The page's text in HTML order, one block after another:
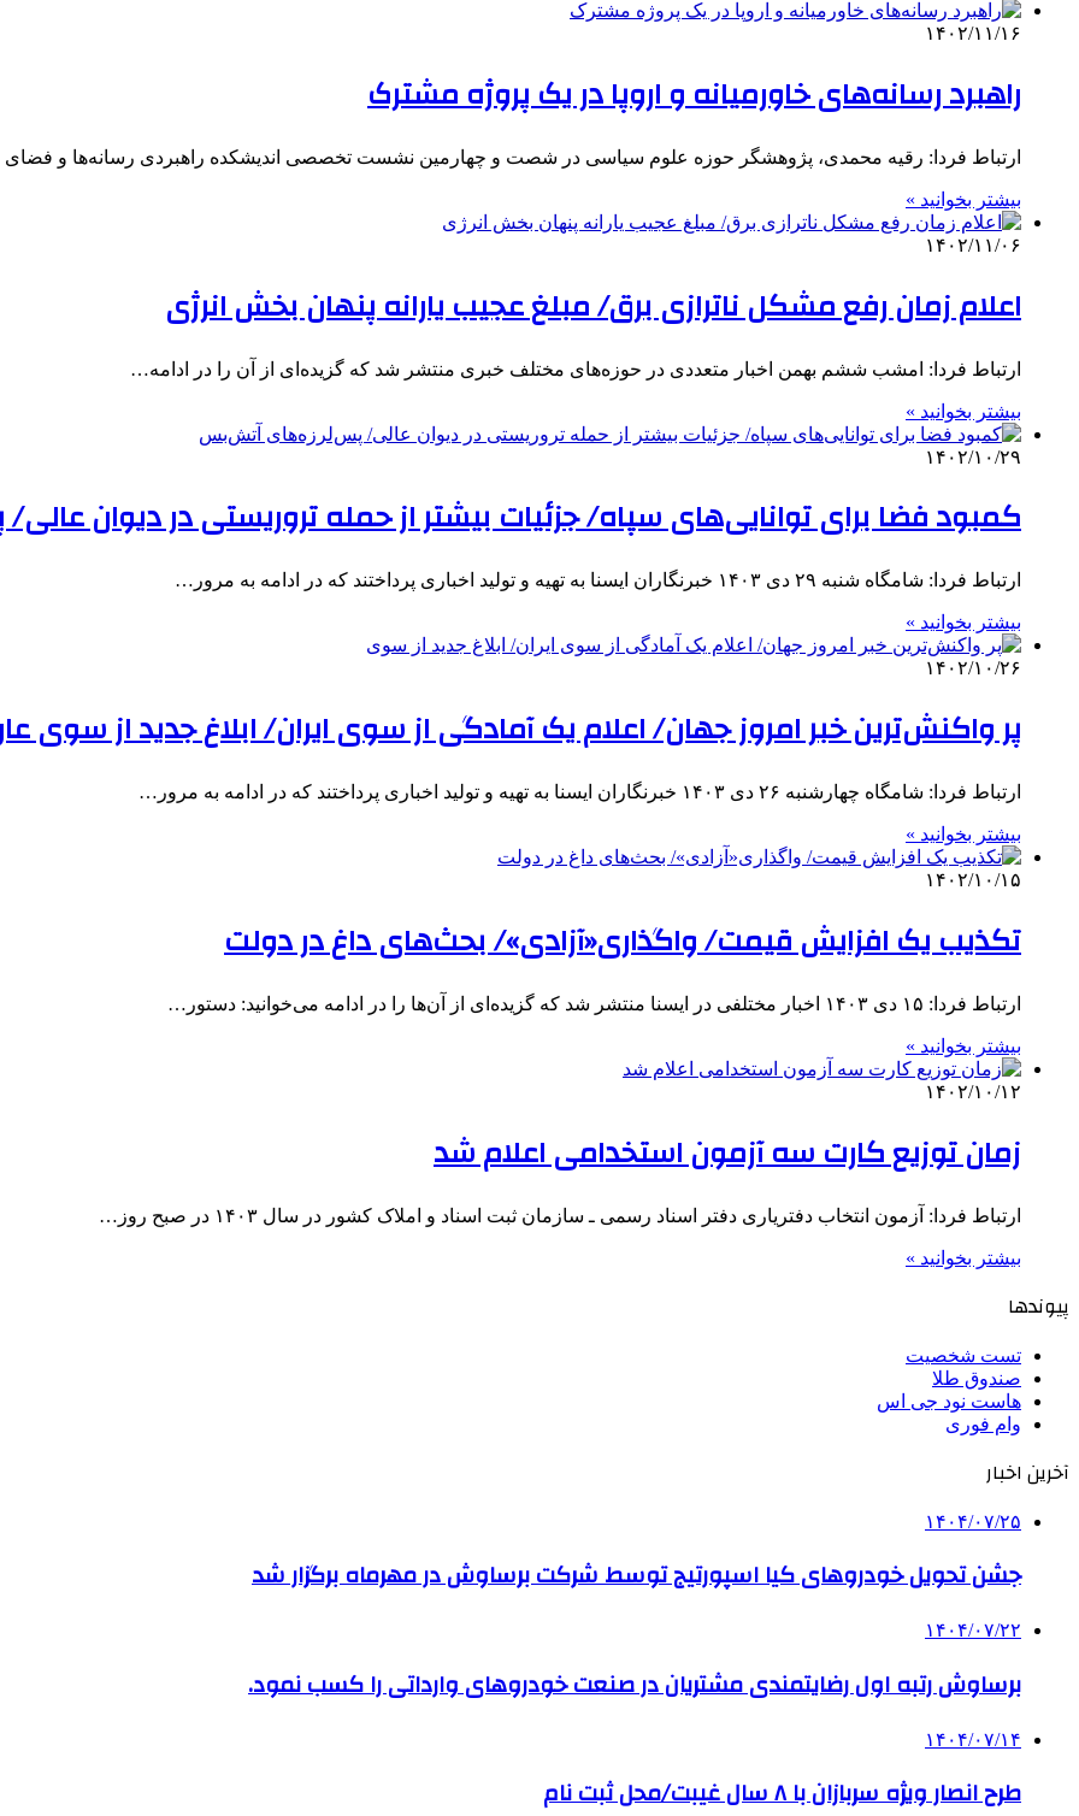
۱۴۰۲/۱۱/۱۶
راهبرد رسانه‌های خاورمیانه و اروپا در یک پروژه مشترک
ارتباط فردا: رقیه محمدی، پژوهشگر حوزه علوم سیاسی در شصت و چهارمین نشست تخصصی اندیشکده راهبردی رسانه‌ها و
بیشتر بخوانید »
۱۴۰۲/۱۱/۰۶
اعلام زمان رفع مشکل ناترازی برق/ مبلغ عجیب یارانه پنهان بخش انرژی
ارتباط فردا: امشب ششم بهمن اخبار متعددی در حوزه‌های مختلف خبری منتشر شد که گزیده‌ای از آن را در ادامه…
بیشتر بخوانید »
۱۴۰۲/۱۰/۲۹
کمبود فضا برای توانایی‌های سپاه/ جزئیات بیشتر از حمله تروریستی در دیوان
ارتباط فردا: شامگاه شنبه ۲۹ دی ۱۴۰۳ خبرنگاران ایسنا به تهیه و تولید اخباری پرداختند که در ادامه به مرور…
بیشتر بخوانید »
۱۴۰۲/۱۰/۲۶
پر واکنش‌ترین خبر امروز جهان/ اعلام یک آمادگی از سوی ایران/ ابلاغ جدید از سوی
ارتباط فردا: شامگاه چهارشنبه ۲۶ دی ۱۴۰۳ خبرنگاران ایسنا به تهیه و تولید اخباری پرداختند که در ادامه به مرور…
بیشتر بخوانید »
۱۴۰۲/۱۰/۱۵
تکذیب یک افزایش قیمت/ واگذاری«آزادی»/ بحث‌های داغ در دولت
ارتباط فردا: ۱۵ دی ۱۴۰۳ اخبار مختلفی در ایسنا منتشر شد که گزیده‌ای از آن‌ها را در ادامه می‌خوانید: دستور…
بیشتر بخوانید »
۱۴۰۲/۱۰/۱۲
زمان توزیع کارت سه آزمون استخدامی اعلام شد
ارتباط فردا: آزمون انتخاب دفتریاری دفتر اسناد رسمی ـ سازمان ثبت اسناد و املاک کشور در سال ۱۴۰۳ در صبح روز…
بیشتر بخوانید »
پیوندها
تست شخصیت
صندوق طلا
هاست نود جی اس
وام فوری
آخرین اخبار
۱۴۰۴/۰۷/۲۵
جشن تحویل خودروهای کیا اسپورتیج توسط شرکت برساوش در مهرماه برگزار شد
۱۴۰۴/۰۷/۲۲
برساوش رتبه اول رضایتمندی مشتریان در صنعت خودروهای وارداتی را کسب نمود.
۱۴۰۴/۰۷/۱۴
طرح انصار ویژه سربازان با ۸ سال غیبت/محل ثبت نام